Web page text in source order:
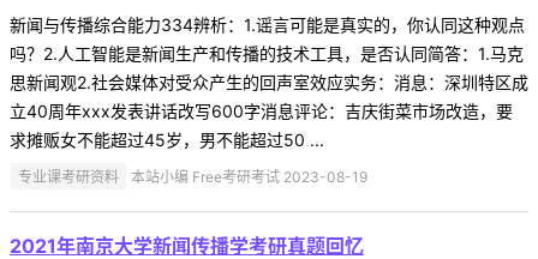
新闻与传播综合能力334辨析：1.谣言可能是真实的，你认同这种观点
吗？2.人工智能是新闻生产和传播的技术工具，是否认同简答：1.马克
思新闻观2.社会媒体对受众产生的回声室效应实务：消息：深圳特区成
立40周年xxx发表讲话改写600字消息评论：吉庆街菜市场改造，要
求摊贩女不能超过45岁，男不能超过50 ...
专业课考研资料 本站小编 Free考研考试 2023-08-19
2021年南京大学新闻传播学考研真题回忆